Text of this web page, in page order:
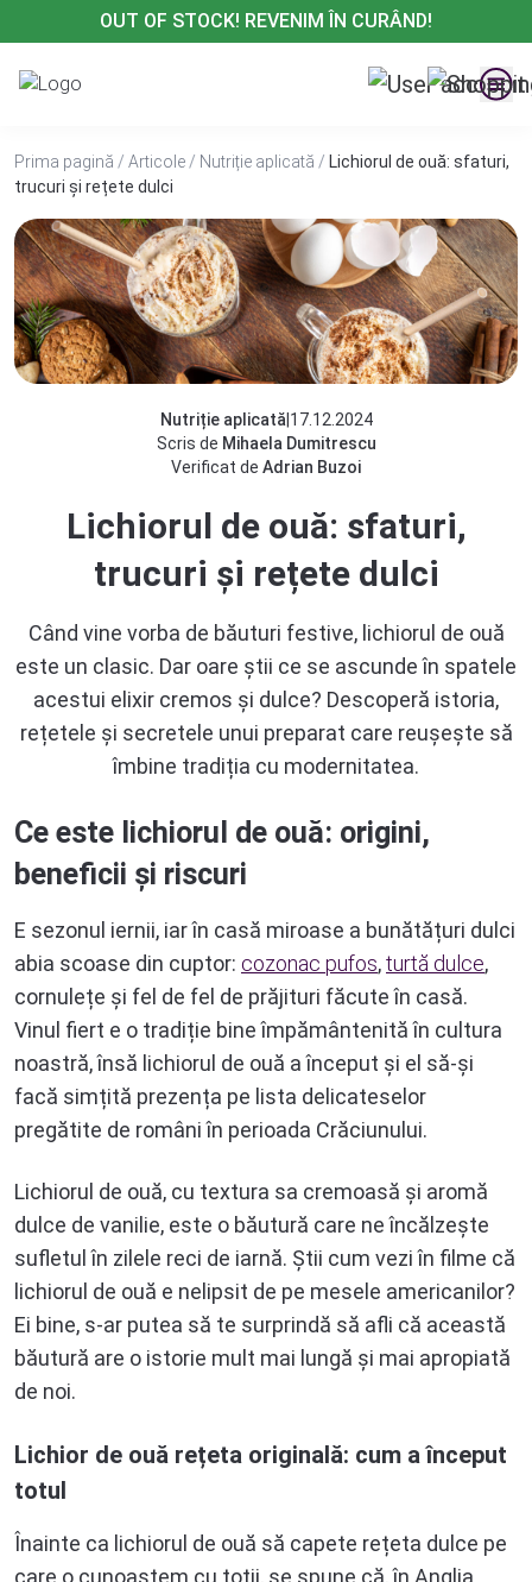
la
conținut
OUT OF STOCK! REVENIM ÎN CURÂND!
Prima pagină / Articole / Nutriție aplicată / Lichiorul de ouă: sfaturi,
trucuri și rețete dulci
Nutriție aplicată 17.12.2024
Scris de Mihaela Dumitrescu
Verificat de Adrian Buzoi
Lichiorul de ouă: sfaturi,
trucuri și rețete dulci
Când vine vorba de băuturi festive, lichiorul de ouă
este un clasic. Dar oare știi ce se ascunde în spatele
acestui elixir cremos și dulce? Descoperă istoria,
rețetele și secretele unui preparat care reușește să
îmbine tradiția cu modernitatea.
Ce este lichiorul de ouă: origini,
beneficii și riscuri
E sezonul iernii, iar în casă miroase a bunătățuri dulci
abia scoase din cuptor: cozonac pufos,turtă dulce,
cornulețe și fel de fel de prăjituri făcute în casă.
Vinul fiert e o tradiție bine împământenită în cultura
noastră, însă lichiorul de ouă a început și el să-și
facă simțită prezența pe lista delicateselor
pregătite de români în perioada Crăciunului.
Lichiorul de ouă, cu textura sa cremoasă și aromă
dulce de vanilie, este o băutură care ne încălzește
sufletul în zilele reci de iarnă. Știi cum vezi în filme că
lichiorul de ouă e nelipsit de pe mesele americanilor?
Ei bine, s-ar putea să te surprindă să afli că această
băutură are o istorie mult mai lungă și mai apropiată
de noi.
Lichior de ouă rețeta originală: cum a început
totul
Înainte ca lichiorul de ouă să capete rețeta dulce pe
care o cunoaștem cu toții, se spune că, în Anglia